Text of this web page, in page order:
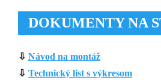
DOKUMENTY NA
⇩ Návod na montáž
⇩ Technický list s výkresom